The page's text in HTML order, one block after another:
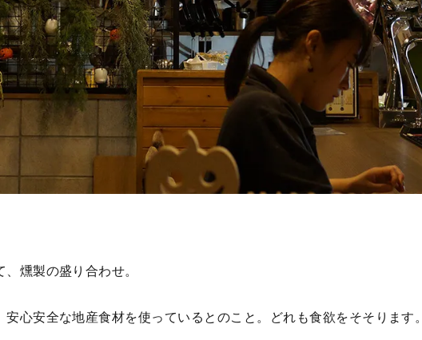
燻製の盛り合わせ。
心安全な地産食材を使っているとのこと。どれも食欲をそそります。